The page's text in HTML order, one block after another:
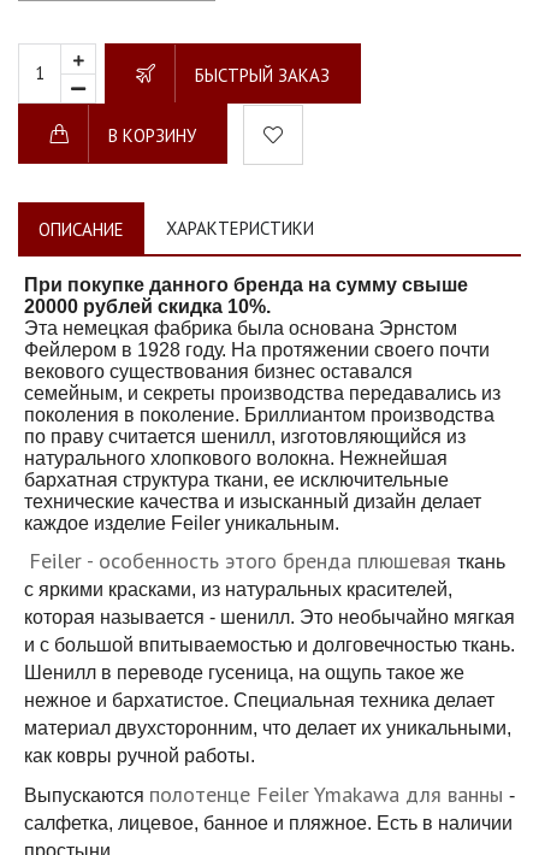
БЫСТРЫЙ ЗАКАЗ
В КОРЗИНУ
ОПИСАНИЕ ХАРАКТЕРИСТИКИ
При покупке данного бренда на сумму свыше
20000 рублей скидка 10%.
Эта немецкая фабрика была основана Эрнстом
Фейлером в 1928 году. На протяжении своего почти
векового существования бизнес оставался
семейным, и секреты производства передавались из
поколения в поколение. Бриллиантом производства
по праву считается шенилл, изготовляющийся из
натурального хлопкового волокна. Нежнейшая
бархатная структура ткани, ее исключительные
технические качества и изысканный дизайн делает
каждое изделие Feiler уникальным.
Feiler - особенность этого бренда плюшевая ткань
с яркими красками, из натуральных красителей,
которая называется - шенилл. Это необычайно мягкая
и с большой впитываемостью и долговечностью ткань.
Шенилл в переводе гусеница, на ощупь такое же
нежное и бархатистое. Специальная техника делает
материал двухсторонним, что делает их уникальными,
как ковры ручной работы.
Выпускаются полотенце Feiler Ymakawa для ванны -
салфетка, лицевое, банное и пляжное. Есть в наличии
простыни.